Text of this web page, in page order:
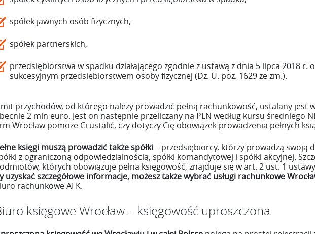
spółek jawnych osób fizycznych,
spółek partnerskich,
przedsiębiorstwa w spadku działającego zgodnie z ustawą z dnia 5 lipca 2018 r.
sukcesyjnym przedsiębiorstwem osoby fizycznej (Dz. U. poz. 1629 ze zm.).
przychodów, od którego należy prowadzić pełną rachunkowość, ustalany jest
2 mln euro. Jest on następnie przeliczany na PLN według kursu średniego
Wrocław pomoże Ci ustalić, czy dotyczy Cię obowiązek prowadzenia pełnych
księgi muszą prowadzić także spółki– przedsiębiorcy, którzy prowadzą swoją
z ograniczoną odpowiedzialnością, spółki komandytowej i spółki akcyjnej.
których obowiązuje pełna księgowość, znajduje się w art. 2 ust. 1
uzyskać szczegółowe informacje, możesz także wybrać usługi rachunkowe
rachunkowe AFK.
księgowe Wrocław – księgowość uproszczona